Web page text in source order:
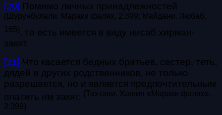
[20] Помимо личных принадлежностей
( Шурунбулали. Мараки фалях, 2:399; Майдани. Любаб,
165), то есть имеется в виду нисаб хирман-
закят.
[21] Что касается бедных братьев, сестер, теть,
дядей и других родственников, не только
разрешается, но и является предпочтительным
платить им закят. (Тахтави. Хашия «Мараки фалях»,
2:399)